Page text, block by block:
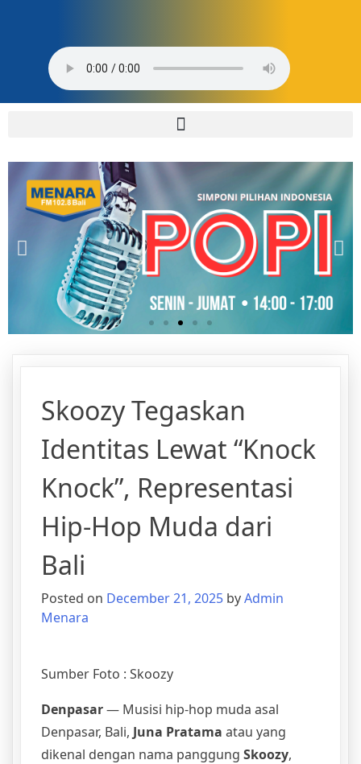
Skoozy Tegaskan
Identitas Lewat “Knock
Knock”, Representasi
Hip-Hop Muda dari
Bali
Posted on December 21, 2025 byAdmin
Menara
Sumber Foto : Skoozy
Denpasar— Musisi hip-hop muda asal
Denpasar, Bali, Juna Pratama atau yang
dikenal dengan nama panggung Skoozy,